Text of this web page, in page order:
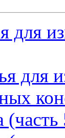
для
для
(часть